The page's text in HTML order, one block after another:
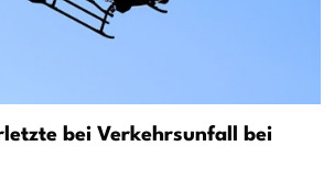
bei Verkehrsunfall bei